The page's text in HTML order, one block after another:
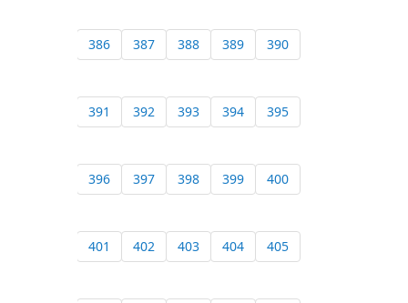
386 387 388 389 390
391 392 393 394 395
396 397 398 399 400
401 402 403 404 405